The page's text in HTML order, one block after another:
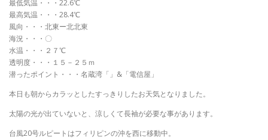
最低気温・・・22.6℃
最高気温・・・28.4℃
風向・・・北東ー北北東
海況・・・〇
水温・・・２７℃
透明度・・・１５－２５ｍ
潜ったポイント・・・名蔵湾「」&「電信屋」
本日も朝からカラッとしたすっきりしたお天気となりました。
太陽の光が出ていないと、涼しくて長袖が必要な事があります。
台風20号ルピートはフィリピンの沖を西に移動中。